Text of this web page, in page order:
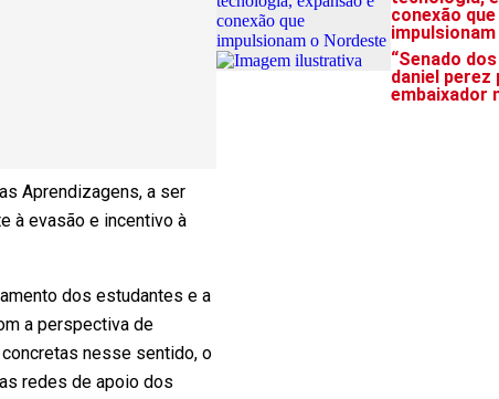
Aprendizagens, a ser
à evasão e incentivo à
dos estudantes e a
a perspectiva de
nesse sentido, o
redes de apoio dos